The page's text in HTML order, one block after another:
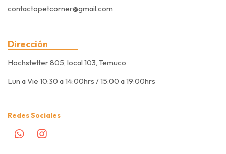
contactopetcorner@gmail.com
Dirección
Hochstetter 805, local 103, Temuco
Lun a Vie 10:30 a 14:00hrs / 15:00 a 19:00hrs
Redes Sociales